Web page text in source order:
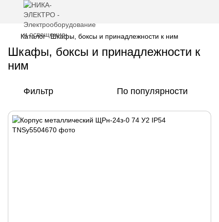
Каталог Шкафы, боксы и принадлежности к ним
Шкафы, боксы и принадлежности к
ним
Фильтр По популярности